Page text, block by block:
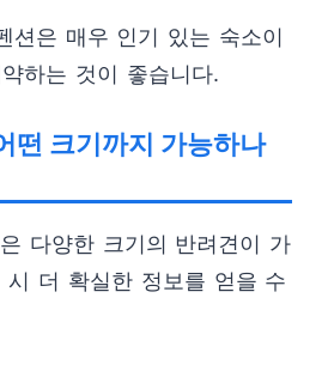
션은 매우 인기 있는 숙소이
하는 것이 좋습니다.
떤 크기까지 가능하나
다양한 크기의 반려견이 가
시 더 확실한 정보를 얻을 수